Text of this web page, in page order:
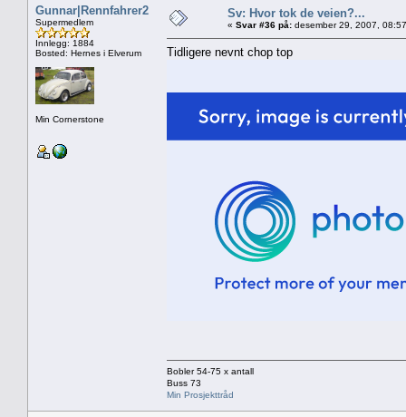
Gunnar|Rennfahrer2
Supermedlem
Innlegg: 1884
Bosted: Hernes i Elverum
Min Cornerstone
Sv: Hvor tok de veien?...
« Svar #36 på: desember 29, 2007,
Tidligere nevnt chop top
Bobler 54-75 x antall
Buss 73
Min Prosjekttråd